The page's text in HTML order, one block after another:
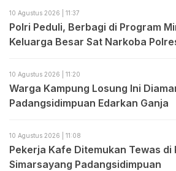
10 Agustus 2026 | 11:37
Polri Peduli, Berbagi di Program
Keluarga Besar Sat Narkoba
10 Agustus 2026 | 11:20
Warga Kampung Losung Ini
Padangsidimpuan Edarkan Ganja
10 Agustus 2026 | 11:08
Pekerja Kafe Ditemukan Tewas di
Simarsayang Padangsidimpuan